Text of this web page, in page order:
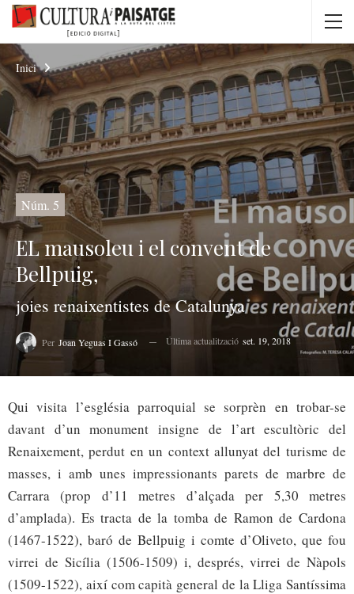
Inici
Núm. 5
EL mausoleu i el convent de
Bellpuig,
joies renaixentistes de Catalunya
Per Joan Yeguas I Gassó Última actualització set. 19, 2018
Qui visita l’església parroquial se sorprèn en trobar-se
davant d’un monument insigne de l’art escultòric del
Renaixement, perdut en un context allunyat del turisme de
masses, i amb unes impressionants parets de marbre de
Carrara (prop d’11 metres d’alçada per 5,30 metres
d’amplada). Es tracta de la tomba de Ramon de Cardona
(1467-1522), baró de Bellpuig i comte d’Oliveto, que fou
virrei de Sicília (1506-1509) i, després, virrei de Nàpols
(1509-1522), així com capità general de la Lliga Santíssima